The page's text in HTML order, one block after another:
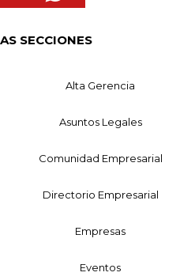
SECCIONES
Alta Gerencia
Asuntos Legales
Comunidad Empresarial
Directorio Empresarial
Empresas
Eventos